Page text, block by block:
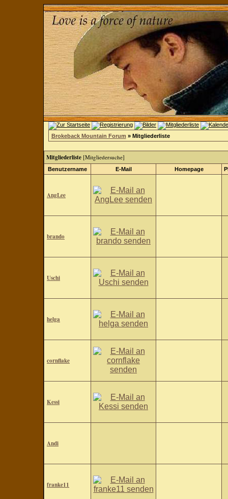
Brokeback Mountain Forum » Mitgliederliste
Mitgliederliste [Mitgliedersuche]
Benutzername E-Mail Homepage
AngLee
brando
Uschi
helga
cornflake
Kessi
Andi
franke11